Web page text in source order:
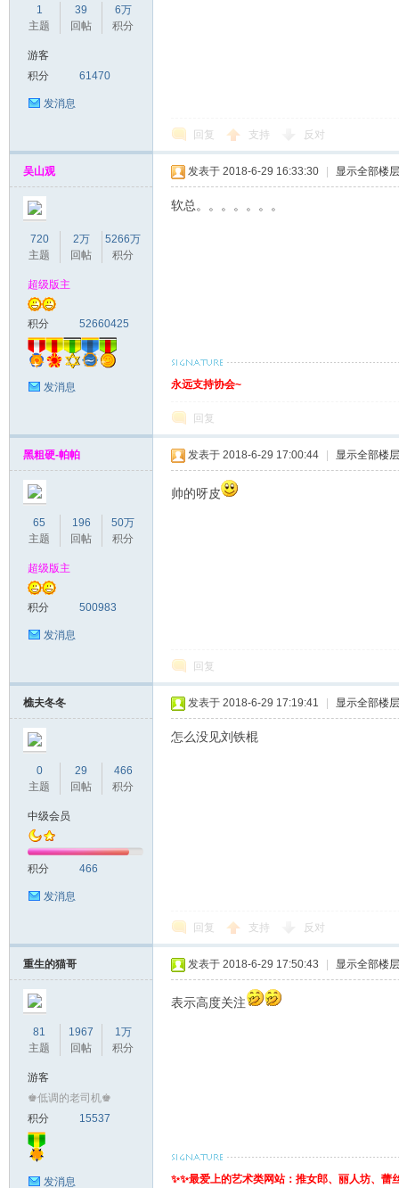
1
主题
39
回帖
6万
积分
游客
积分
61470
发消息
回复 支持 反对
吴山观
720
主题
2万
回帖
5266万
积分
超级版主
积分 52660425
发消息
发表于 2018-6-29 16:33:30 显示全部楼层
软总。。。。。。。
永远支持协会~
回复
黑粗硬-帕帕
65
主题
196
回帖
50万
积分
超级版主
积分 500983
发消息
发表于 2018-6-29 17:00:44 显示全部楼层
帅的呀皮
回复
樵夫冬冬
0
主题
29
回帖
466
积分
中级会员
积分 466
发消息
发表于 2018-6-29 17:19:41 显示全部楼层
怎么没见刘铁棍
回复 支持 反对
重生的猫哥
81
主题
1967
回帖
1万
积分
游客
♚低调的老司机♚
积分
15537
发消息
发表于 2018-6-29 17:50:43 显示全部楼层
表示高度关注
✨✨最爱上的艺术类网站：推女郎、丽人坊、